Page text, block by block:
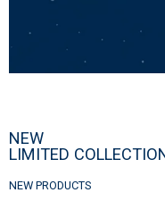
NEW
LIMITED
NEW PRODUCTS